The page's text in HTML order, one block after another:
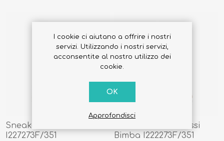
Sneakers Bimba
I227273F/351
Sneakers Primi Passi
Bimba I222273F/351
I cookie ci aiutano a offrire i nostri
servizi. Utilizzando i nostri servizi,
acconsentite al nostro utilizzo dei
cookie.
OK
Approfondisci